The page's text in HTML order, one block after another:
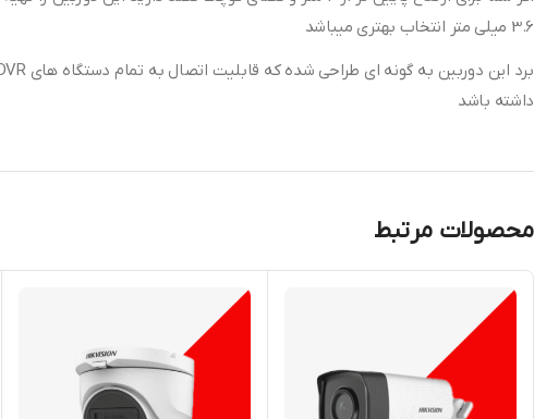
3.6 میلی متر انتخاب بهتری میباشد
برد این دوربین به گونه ای طراحی شده که قابلیت اتصال به تمام دستگاه های DVR امکان پذیر میباشد اما به این موضوع توجه کنید که دستگاه ضبط تصاویر شما قابلیت ساپورت دوربین های
داشته باشد
محصولات مرتبط